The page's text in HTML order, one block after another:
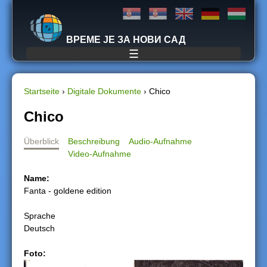
Jump to navigation
ВРЕМЕ ЈЕ ЗА НОВИ САД
☰
S
i
s
i
n
d
Startseite › Digitale Dokumente › Chico
Chico
Überblick Beschreibung
Audio-Aufnahme
Video-Aufnahme
Name:
Fanta - goldene edition
Sprache
Deutsch
Foto: